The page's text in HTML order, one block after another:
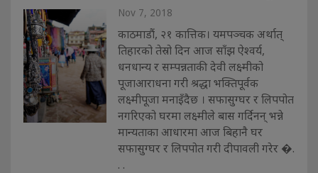
Nov 7, 2018
काठमाडौं, २१ कात्तिक। यमपञ्चक अर्थात्
तिहारको तेस्रो दिन आज साँझ ऐश्वर्य,
धनधान्य र सम्पन्नताकी देवी लक्ष्मीको
पूजाआराधना गरी श्रद्धा भक्तिपूर्वक
लक्ष्मीपूजा मनाइँदैछ । सफासुग्घर र लिपपोत
नगरिएको घरमा लक्ष्मीले बास गर्दिनन् भन्ने
मान्यताका आधारमा आज बिहानै घर
सफासुग्घर र लिपपोत गरी दीपावली गरेर �.
. .